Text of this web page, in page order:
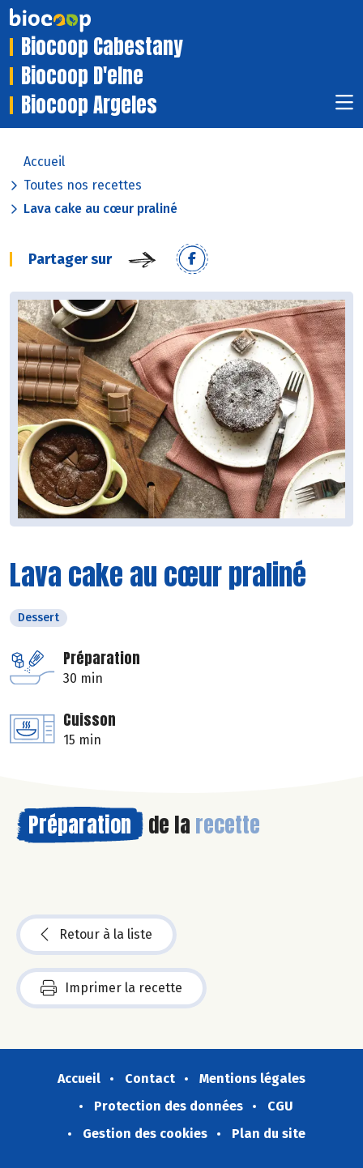
Biocoop Cabestany
Biocoop D'elne
Biocoop Argeles
Accueil
Toutes nos recettes
Lava cake au cœur praliné
Partager sur
Lava cake au cœur praliné
Dessert
Préparation
30 min
Cuisson
15 min
Préparation de la recette
Retour à la liste
Imprimer la recette
Accueil Contact
Mentions légales
Protection des données
CGU
Gestion des cookies
Plan du site